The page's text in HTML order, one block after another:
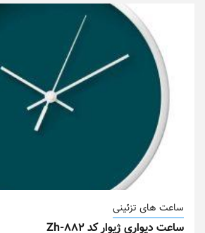
ساعت های تزئینی
ساعت دیواری ژیوار کد Zh-882